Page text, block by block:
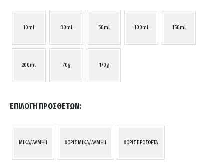
10ml 30ml 50ml 100ml 150ml
200ml 70g 170g
ΕΠΙΛΟΓΉ ΠΡΌΣΘΕΤΩΝ
MIKA/ΛΑΜΨΗ ΧΩΡΙΣ MIKA/ΛΑΜΨΗ ΧΩΡΙΣ ΠΡΟΣΘΕΤΑ